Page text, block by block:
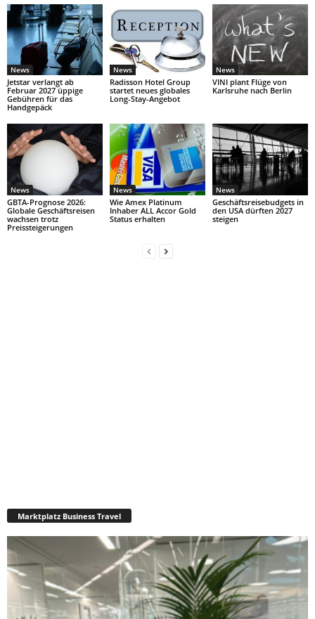
News
Jetstar verlangt ab
Februar 2027 üppige
Gebühren für das
Handgepäck
News
Radisson Hotel Group
startet neues globales
Long-Stay-Angebot
News
VINI plant Flüge von
Karlsruhe nach Berlin
News
GBTA-Prognose 2026:
Globale Geschäftsreisen
wachsen trotz
Preissteigerungen
News
Wie Amex Platinum
Inhaber ALL Accor Gold
Status erhalten
News
Geschäftsreisebudgets in
den USA dürften 2027
steigen
Marktplatz Business Travel